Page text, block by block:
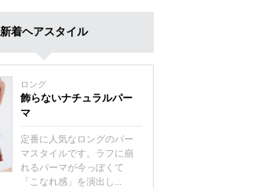
新着ヘアスタイル
ロング
飾らないナチュラルパー
マ
定番に人気なロングのパー
マスタイルです。ラフに崩
れるパーマが今っぽくて
「こなれ感」を演出し...